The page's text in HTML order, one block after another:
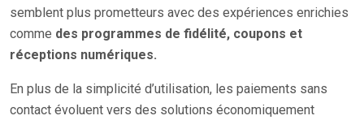
semblent plus prometteurs avec des expériences enrichies
comme des programmes de fidélité, coupons et
réceptions numériques.
En plus de la simplicité d’utilisation, les paiements sans
contact évoluent vers des solutions économiquement